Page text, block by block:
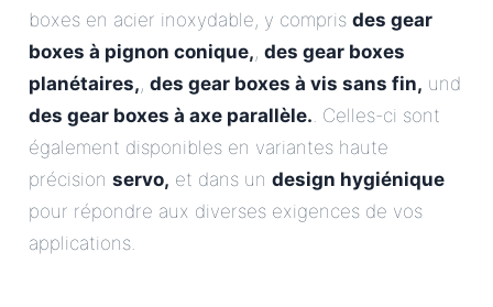
boxes en acier inoxydable, y compris des gear
boxes à pignon conique,, des gear boxes
planétaires,, des gear boxes à vis sans fin, und
des gear boxes à axe parallèle.. Celles-ci sont
également disponibles en variantes haute
précision servo, et dans un design hygiénique
pour répondre aux diverses exigences de vos
applications.